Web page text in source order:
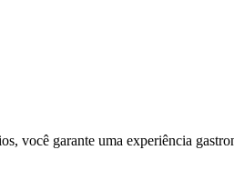
você garante uma experiência